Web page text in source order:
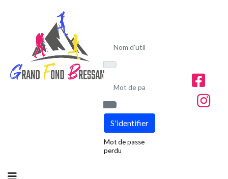
Afficher le mot de passe
S'identifier
Mot de passe
perdu